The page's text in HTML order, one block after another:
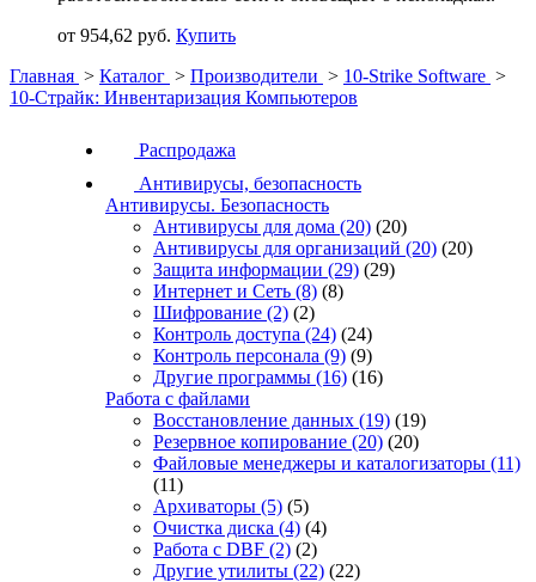
от 954,62 руб. Купить
Главная > Каталог > Производители > 10-Strike Software >
10-Страйк: Инвентаризация Компьютеров
Распродажа
Антивирусы, безопасность
Антивирусы. Безопасность
Антивирусы для дома (20) (20)
Антивирусы для организаций (20) (20)
Защита информации (29) (29)
Интернет и Сеть (8) (8)
Шифрование (2) (2)
Контроль доступа (24) (24)
Контроль персонала (9) (9)
Другие программы (16) (16)
Работа с файлами
Восстановление данных (19) (19)
Резервное копирование (20) (20)
Файловые менеджеры и каталогизаторы (11)
(11)
Архиваторы (5) (5)
Очистка диска (4) (4)
Работа с DBF (2) (2)
Другие утилиты (22) (22)